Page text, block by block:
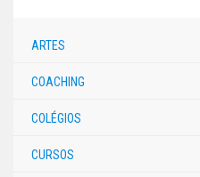
ARTES
COACHING
COLÉGIOS
CURSOS